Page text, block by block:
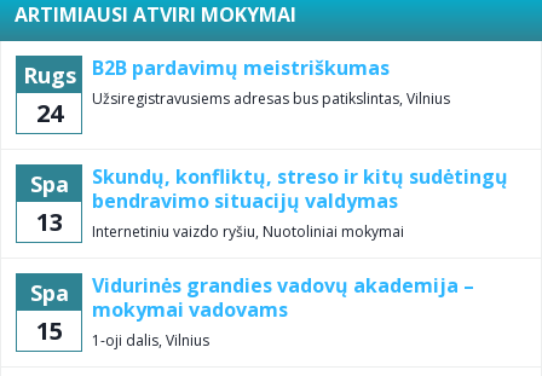
ARTIMIAUSI ATVIRI MOKYMAI
Rugs
24
B2B pardavimų meistriškumas
Užsiregistravusiems adresas bus patikslintas, Vilnius
Spa
13
Skundų, konfliktų, streso ir kitų sudėtingų
bendravimo situacijų valdymas
Internetiniu vaizdo ryšiu, Nuotoliniai mokymai
Spa
15
Vidurinės grandies vadovų akademija –
mokymai vadovams
1-oji dalis, Vilnius